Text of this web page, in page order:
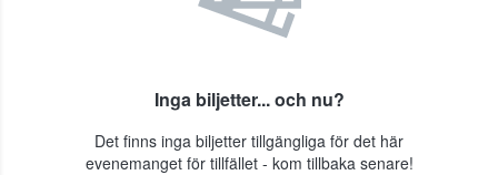
Inga biljetter... och nu?
Det finns inga biljetter tillgängliga för det här
evenemanget för tillfället - kom tillbaka senare!